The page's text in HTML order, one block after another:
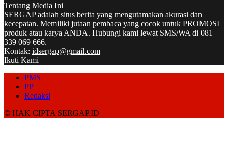
Tentang Media Ini
SERGAP adalah situs berita yang mengutamakan akurasi dan
kecepatan. Memiliki jutaan pembaca yang cocok untuk PROMOSI
produk atau karya ANDA. Hubungi kami lewat SMS/WA di 081
339 069 666.
Kontak: idsergap@gmail.com
Ikuti Kami
PMS
PP
Redaksi
© HAK CIPTA SERGAP.ID